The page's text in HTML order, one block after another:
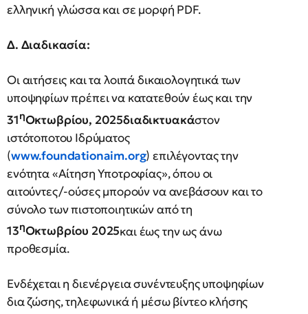
ελληνική γλώσσα και σε μορφή PDF.
Δ. Διαδικασία:
Οι αιτήσεις και τα λοιπά δικαιολογητικά των
υποψηφίων πρέπει να κατατεθούν έως και την
31ηΟκτωβρίου, 2025διαδικτυακάστον
ιστότοποτου Ιδρύματος
(www.foundationaim.org) επιλέγοντας την
ενότητα «Αίτηση Υποτροφίας», όπου οι
αιτούντες/-ούσες μπορούν να ανεβάσουν και το
σύνολο των πιστοποιητικών από τη
13ηΟκτωβρίου 2025και έως την ως άνω
προθεσμία.
Ενδέχεται η διενέργεια συνέντευξης υποψηφίων
δια ζώσης, τηλεφωνικά ή μέσω βίντεο κλήσης